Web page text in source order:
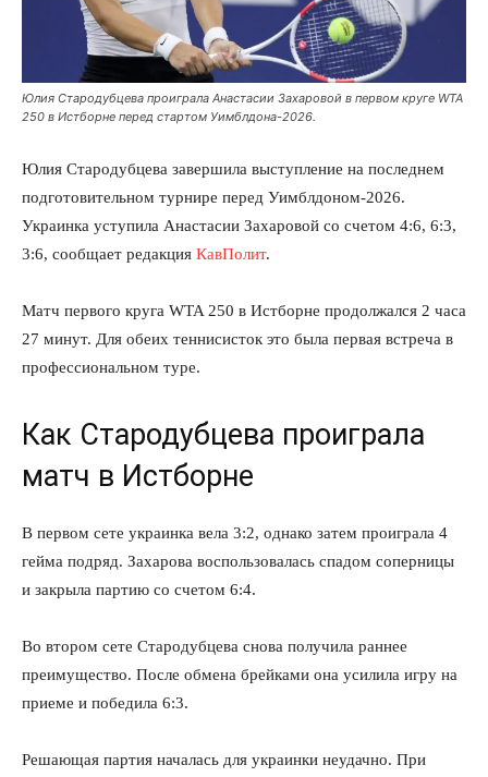
Юлия Стародубцева проиграла Анастасии Захаровой в первом круге WTA
250 в Истборне перед стартом Уимблдона-2026.
Юлия Стародубцева завершила выступление на последнем
подготовительном турнире перед Уимблдоном-2026.
Украинка уступила Анастасии Захаровой со счетом 4:6, 6:3,
3:6, сообщает редакция КавПолит.
Матч первого круга WTA 250 в Истборне продолжался 2 часа
27 минут. Для обеих теннисисток это была первая встреча в
профессиональном туре.
Как Стародубцева проиграла
матч в Истборне
В первом сете украинка вела 3:2, однако затем проиграла 4
гейма подряд. Захарова воспользовалась спадом соперницы
и закрыла партию со счетом 6:4.
Во втором сете Стародубцева снова получила раннее
преимущество. После обмена брейками она усилила игру на
приеме и победила 6:3.
Решающая партия началась для украинки неудачно. При